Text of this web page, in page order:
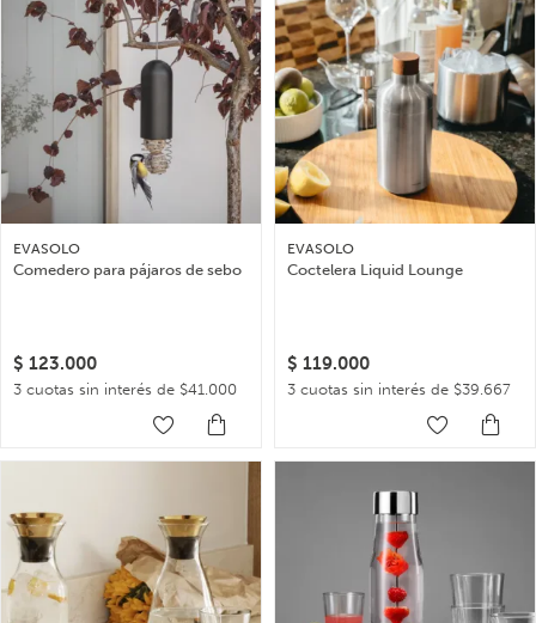
EVASOLO
Comedero para pájaros de sebo
$ 123.000
3 cuotas sin interés de $41.000
EVASOLO
Coctelera Liquid Lounge
$ 119.000
3 cuotas sin interés de $39.667